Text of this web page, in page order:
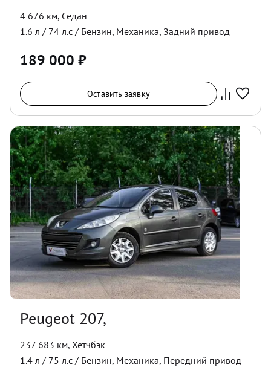
4 676 км, Седан
1.6 л / 74 л.с / Бензин, Механика, Задний привод
189 000 ₽
Оставить заявку
Peugeot 207,
237 683 км, Хетчбэк
1.4 л / 75 л.с / Бензин, Механика, Передний привод